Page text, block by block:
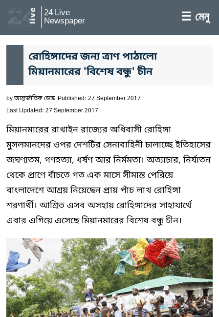
24 Live
Newspaper ☰ মেনু
রোহিঙ্গাদের জন্য ত্রাণ পাঠালো
মিয়ানমারের 'বিশেষ বন্ধু' চীন
byআন্তর্জাতিক ডেস্ক Published: 27 September 2017
Last Updated: 27 September 2017
মিয়ানমারের রাখাইন রাজ্যের অধিবাসী রোহিঙ্গা
মুসলমানদের ওপর দেশটির সেনাবাহিনী চালাচ্ছে ইতিহাসের
জঘণ্যতম, গণহত্যা, ধর্ষণ আর নির্মমতা। অত্যাচার, নির্যাতন
থেকে প্রাণে বাঁচতে গত এক মাসে সীমান্ত পেরিয়ে
বাংলাদেশে আশ্রয় নিয়েছেন প্রায় পাঁচ লাখ রোহিঙ্গা
শরণার্থী। আশ্রিত এসব অসহায় রোহিঙ্গাদের সাহাযার্থে
এবার এগিয়ে এসেছে মিয়ানমারের বিশেষ বন্ধু চীন।